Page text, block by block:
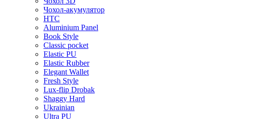
Чохол-акумулятор
HTC
Aluminium Panel
Book Style
Classic pocket
Elastic PU
Elastic Rubber
Elegant Wallet
Fresh Style
Lux-flip Drobak
Shaggy Hard
Ukrainian
Ultra PU